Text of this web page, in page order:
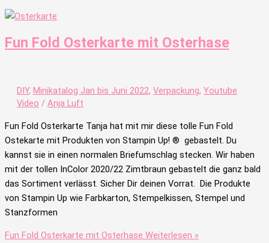
Fun Fold Osterkarte mit Osterhase
DIY, Minikatalog Jan bis Juni 2022, Verpackung, Youtube
Video / Anja Luft
Fun Fold Osterkarte Tanja hat mit mir diese tolle Fun Fold
Ostekarte mit Produkten von Stampin Up! ® gebastelt. Du
kannst sie in einen normalen Briefumschlag stecken. Wir haben
mit der tollen InColor 2020/22 Zimtbraun gebastelt die ganz bald
das Sortiment verlässt. Sicher Dir deinen Vorrat. Die Produkte
von Stampin Up wie Farbkarton, Stempelkissen, Stempel und
Stanzformen
Fun Fold Osterkarte mit Osterhase Weiterlesen »